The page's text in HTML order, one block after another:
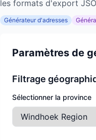
les formats d'export
Générateur d'adresses
Paramètres de
Filtrage
Sélectionner la province